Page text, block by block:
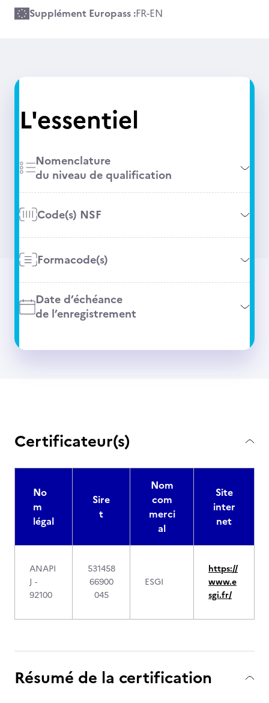
Supplément Europass :FR-EN
L'essentiel
Nomenclature
du niveau de qualification
Code(s) NSF
Formacode(s)
Date d’échéance
de l’enregistrement
Certificateur(s)
No
m
légal
Sire
t
Nom
com
merci
al
Site
inter
net
ANAPI
J -
92100
531458
66900
045
ESGI
https://
www.e
sgi.fr/
Résumé de la certification